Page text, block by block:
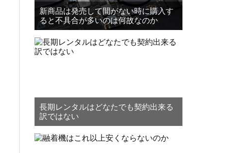
新商品は発売して間がない時に購入す
ると不具合が多いのは何故なのか
長期レンタルはどなたでも契約出来る
訳ではない